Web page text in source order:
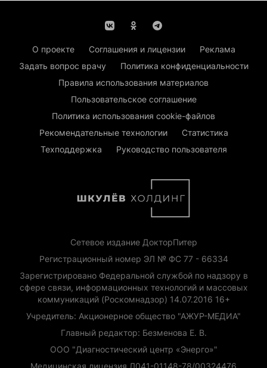
О проекте Соглашения и лицензии
Реклама
Задать вопрос врачу
Политика конфиденциальности
Правила использования материалов
Пользовательское соглашение
Политика использования cookie-файлов
Рекомендательные технологии
Статистика
Техподдержка
Руководство пользователя
Сетевое издание ДокторПитер
Регистрационный номер ЭЛ № ФС 77 - 66334
Зарегистрировано Федеральной службой по надзору в
сфере связи, информационных технологий и массовых
коммуникаций (Роскомнадзор) 14.07.2016 16+
Учредитель: Акционерное общество "АЖУР-МЕДИА"
Главный редактор: Безменова Е. В.
ООО "Диагностический центр «Энерго»"
Медицинская лицензия Л041-01148-78/00324476